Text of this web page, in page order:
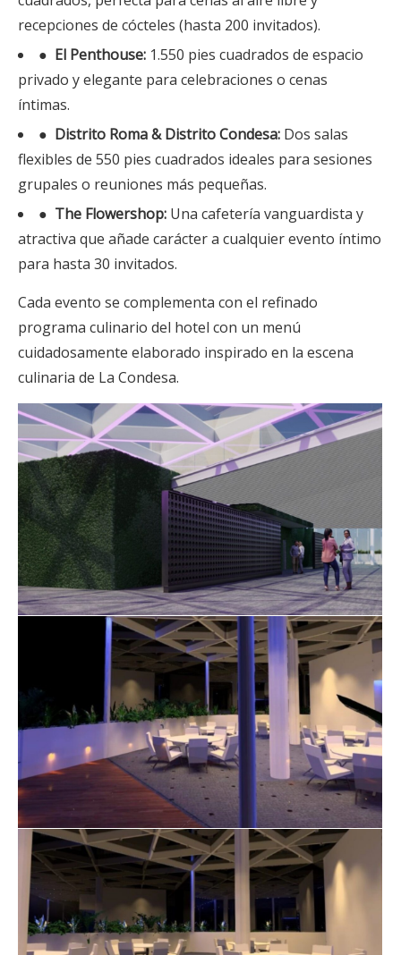
recepciones de cócteles (hasta 200 invitados).
● El Penthouse: 1.550 pies cuadrados de espacio
privado y elegante para celebraciones o cenas
íntimas.
● Distrito Roma & Distrito Condesa: Dos salas
flexibles de 550 pies cuadrados ideales para sesiones
grupales o reuniones más pequeñas.
● The Flowershop: Una cafetería vanguardista y
atractiva que añade carácter a cualquier evento íntimo
para hasta 30 invitados.
Cada evento se complementa con el refinado
programa culinario del hotel con un menú
cuidadosamente elaborado inspirado en la escena
culinaria de La Condesa.